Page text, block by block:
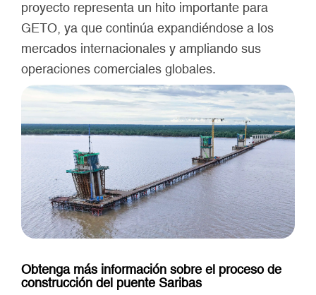
proyecto representa un hito importante para
GETO, ya que continúa expandiéndose a los
mercados internacionales y ampliando sus
operaciones comerciales globales.
Obtenga más información sobre el proceso de
construcción del puente Saribas